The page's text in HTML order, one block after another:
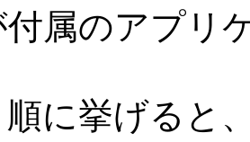
付属のアプリ
に挙げると